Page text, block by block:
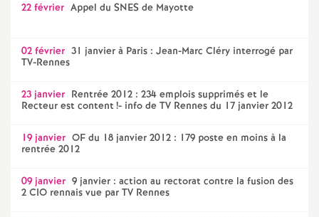
22 février Appel du SNES de Mayotte
02 février 31 janvier à Paris : Jean-Marc Cléry interrogé par
TV-Rennes
23 janvier Rentrée 2012 : 234 emplois supprimés et le
Recteur est content!- info de TV Rennes du 17 janvier 2012
19 janvier OF du 18 janvier 2012 : 179 poste en moins à la
rentrée 2012
09 janvier 9 janvier : action au rectorat contre la fusion des
2 CIO rennais vue par TV Rennes